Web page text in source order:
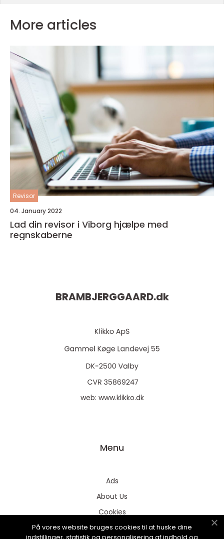
More articles
Revisor
04. January 2022
Lad din revisor i Viborg hjælpe med
regnskaberne
BRAMBJERGGAARD.dk
web: www.klikko.dk
Menu
Ads
About Us
Cookies
Contact
På vores website bruges cookies til at huske dine